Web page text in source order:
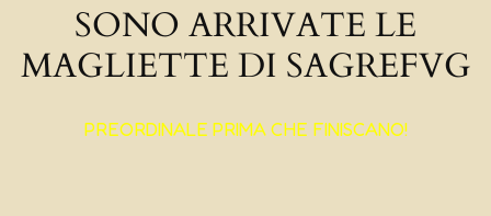
SONO ARRIVATE LE
MAGLIETTE DI SAGREFVG
PREORDINALE PRIMA CHE FINISCANO!